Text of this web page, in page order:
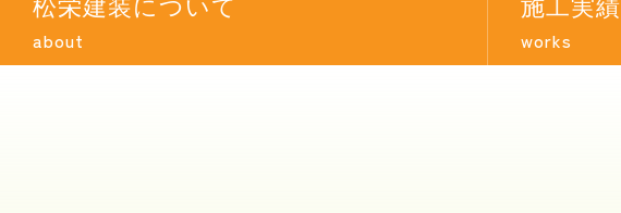
松栄建装について
about
施工実績
works